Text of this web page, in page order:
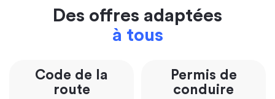
Des offres adaptées
à tous
Code de la
route
Permis de
conduire